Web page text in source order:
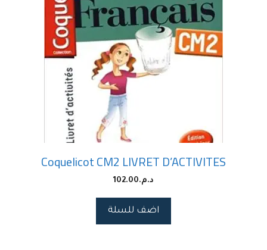
Coquelicot CM2 LIVRET D’ACTIVITES
د.م.102.00
اضف للسلة